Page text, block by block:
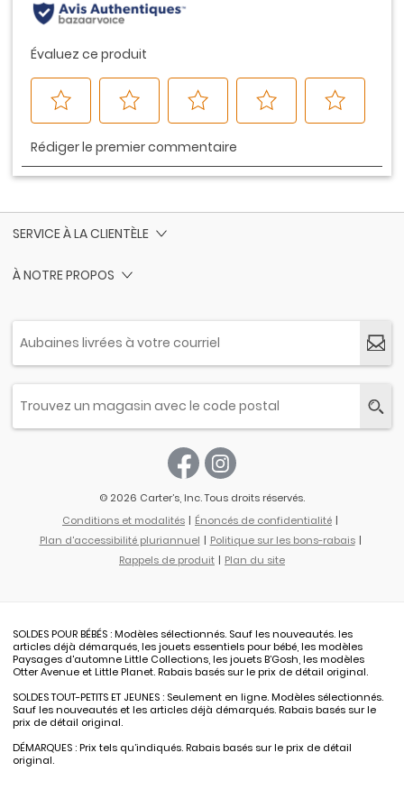
SERVICE À LA CLIENTÈLE
À NOTRE PROPOS
© 2026 Carter’s, Inc. Tous droits réservés.
Conditions et modalités
Énoncés de confidentialité
Plan d'accessibilité pluriannuel
Politique sur les bons-rabais
Rappels de produit
Plan du site
SOLDES POUR BÉBÉS : Modèles sélectionnés. Sauf les nouveautés. les
articles déjà démarqués, les jouets essentiels pour bébé, les modèles
Paysages d'automne Little Collections, les jouets B’Gosh, les modèles
Otter Avenue et Little Planet. Rabais basés sur le prix de détail original.
SOLDES TOUT-PETITS ET JEUNES : Seulement en ligne. Modèles sélectionnés.
Sauf les nouveautés et les articles déjà démarqués. Rabais basés sur le
prix de détail original.
DÉMARQUES : Prix tels qu’indiqués. Rabais basés sur le prix de détail
original.